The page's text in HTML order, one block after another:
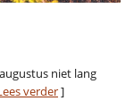
niet lang
verder]